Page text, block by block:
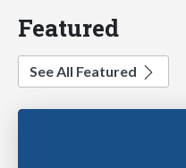
Featured
See All Featured